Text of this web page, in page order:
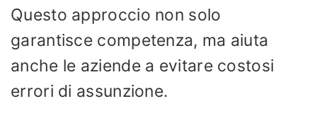
Questo approccio non solo
garantisce competenza, ma aiuta
anche le aziende a evitare costosi
errori di assunzione.